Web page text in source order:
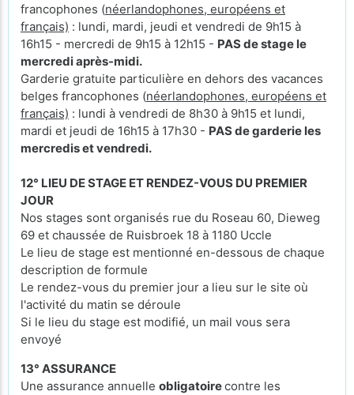
francophones (néerlandophones, européens et
français) : lundi, mardi, jeudi et vendredi de 9h15 à
16h15 - mercredi de 9h15 à 12h15 - PAS de stage le
mercredi après-midi.
Garderie gratuite particulière en dehors des vacances
belges francophones (néerlandophones, européens et
français) : lundi à vendredi de 8h30 à 9h15 et lundi,
mardi et jeudi de 16h15 à 17h30 - PAS de garderie les
mercredis et vendredi.
12° LIEU DE STAGE ET RENDEZ-VOUS DU PREMIER
JOUR
Nos stages sont organisés rue du Roseau 60, Dieweg
69 et chaussée de Ruisbroek 18 à 1180 Uccle
Le lieu de stage est mentionné en-dessous de chaque
description de formule
Le rendez-vous du premier jour a lieu sur le site où
l'activité du matin se déroule
Si le lieu du stage est modifié, un mail vous sera
envoyé
13° ASSURANCE
Une assurance annuelle obligatoirecontre les